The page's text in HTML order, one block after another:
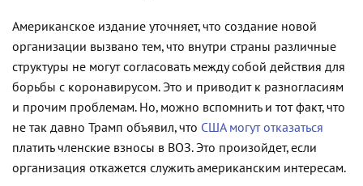
Американское издание уточняет, что создание новой
организации вызвано тем, что внутри страны различные
структуры не могут согласовать между собой действия для
борьбы с коронавирусом. Это и приводит к разногласиям
и прочим проблемам. Но, можно вспомнить и тот факт, что
не так давно Трамп объявил, что США могут отказаться
платить членские взносы в ВОЗ. Это произойдет, если
организация откажется служить американским интересам.